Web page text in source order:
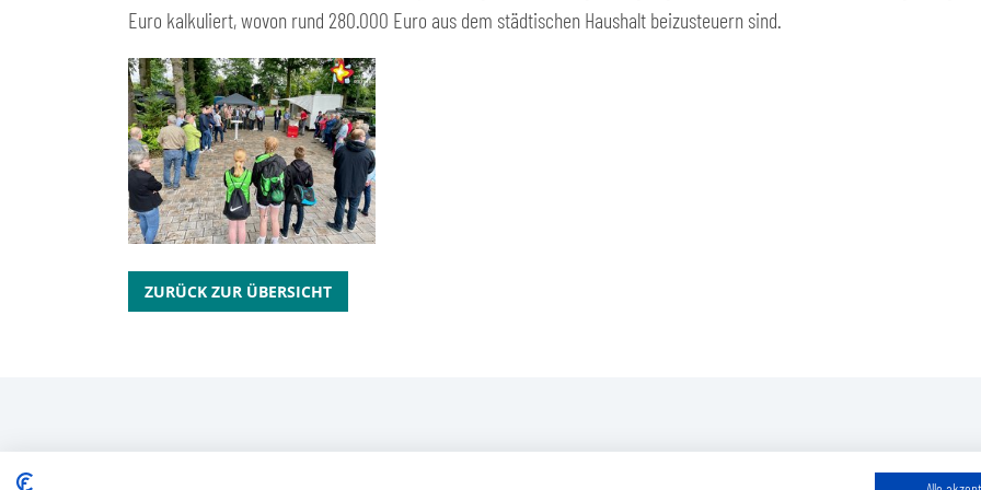
Euro kalkuliert, wovon rund 280.000 Euro aus dem städtischen Haushalt beizusteuern sind.
ZURÜCK ZUR ÜBERSICHT